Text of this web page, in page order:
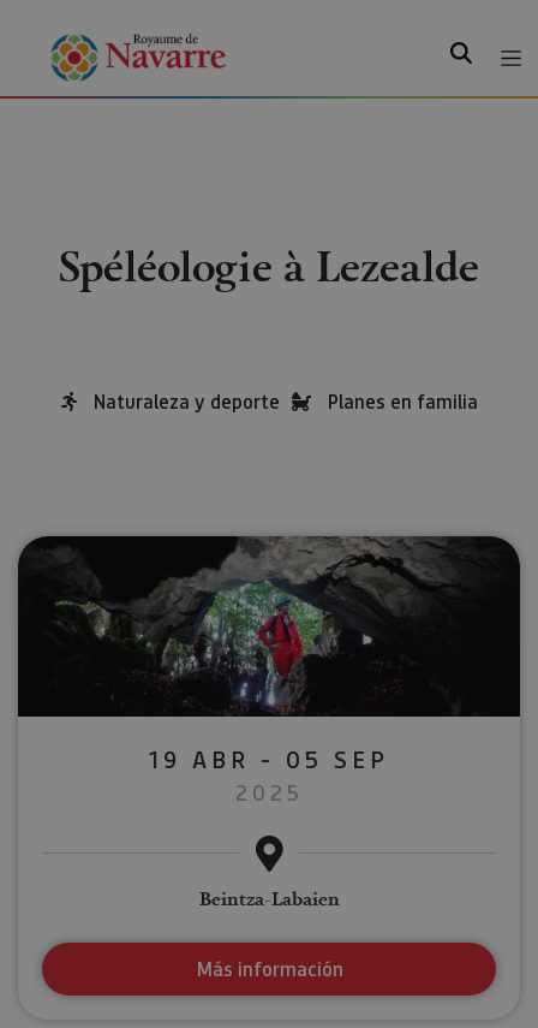
Spéléologie à Lezealde
Naturaleza y deporte Planes en familia
19 ABR - 05 SEP
2025
Beintza-Labaien
Más información